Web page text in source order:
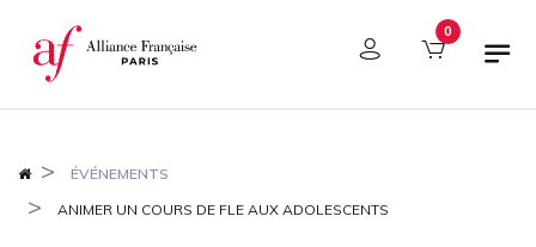
Panel de gestión de cookies 0
ÉVÉNEMENTS
ANIMER UN COURS DE FLE AUX ADOLESCENTS